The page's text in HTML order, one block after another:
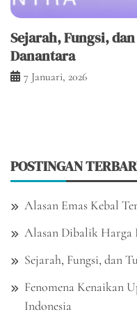
Sejarah, Fungsi,
Danantara
7 Januari, 2026
POSTINGAN
Alasan Emas Kebal
Alasan Dibalik Harga
Sejarah, Fungsi, dan
Fenomena Kenaikan
Indonesia